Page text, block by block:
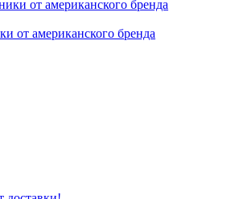
от американского бренда